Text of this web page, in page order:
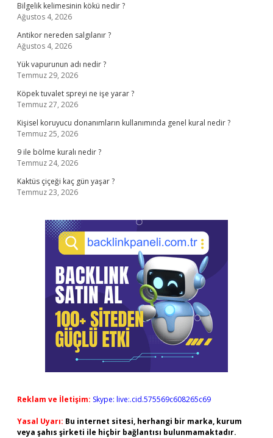
Bilgelik kelimesinin kökü nedir ?
Ağustos 4, 2026
Antikor nereden salgılanır ?
Ağustos 4, 2026
Yük vapurunun adı nedir ?
Temmuz 29, 2026
Köpek tuvalet spreyi ne işe yarar ?
Temmuz 27, 2026
Kişisel koruyucu donanımların kullanımında genel kural nedir ?
Temmuz 25, 2026
9 ile bölme kuralı nedir ?
Temmuz 24, 2026
Kaktüs çiçeği kaç gün yaşar ?
Temmuz 23, 2026
Reklam ve İletişim: Skype: live:.cid.575569c608265c69
Yasal Uyarı: Bu internet sitesi, herhangi bir marka, kurum
veya şahıs şirketi ile hiçbir bağlantısı bulunmamaktadır.